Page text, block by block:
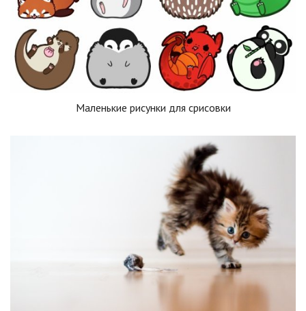
Маленькие рисунки для срисовки